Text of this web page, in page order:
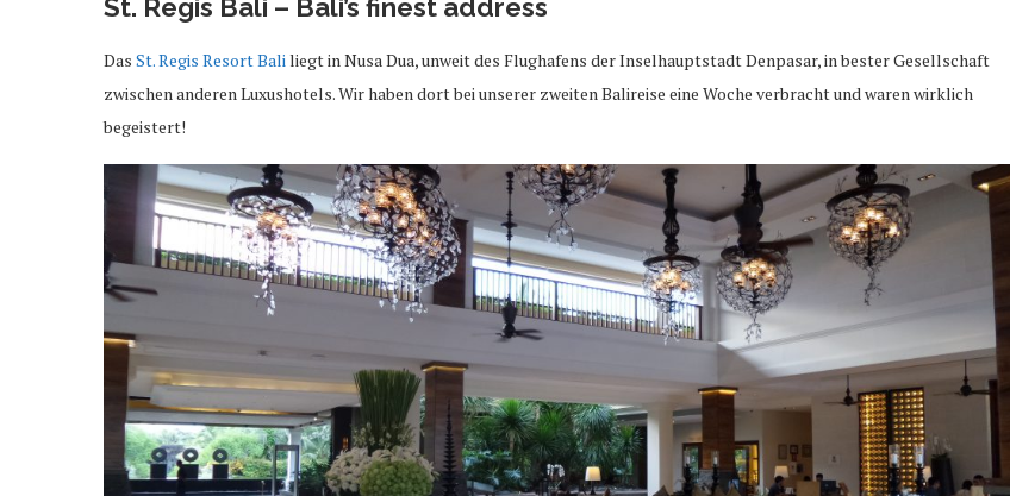
St. Regis Bali – Bali’s finest address
Das St. Regis Resort Baliliegt in Nusa Dua, unweit des Flughafens der Inselhauptstadt Denpasar, in bester Gesellschaft
zwischen anderen Luxushotels. Wir haben dort bei unserer zweiten Balireise eine Woche verbracht und waren wirklich
begeistert!